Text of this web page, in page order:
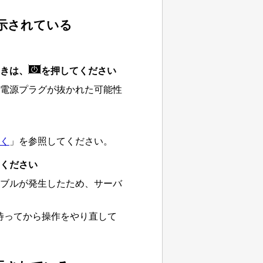
されている
は、
を押してください
源プラグが抜かれた可能性
」を参照してください。
ださい
ルが発生したため、サーバ
てから操作をやり直して